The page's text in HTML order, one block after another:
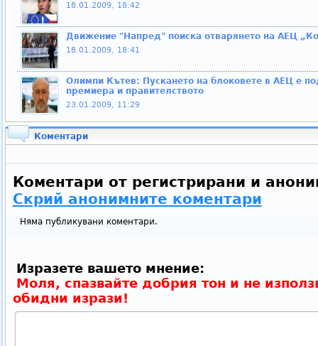
18.01.2009, 18:42
Движение "Напред" поиска отварянето на АЕЦ
18.01.2009, 18:41
Олимпи Кътев: Пускането на блоковете в АЕЦ е
премиера и правителството
23.01.2009, 11:29
Коментари
Коментари от регистрирани и
Скрий анонимните коментари
Няма публикувани коментари.
Изразете вашето мнение:
Моля, спазвайте добрия тон и не
обидни изрази!